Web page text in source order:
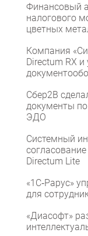
Финансовый
налогового
цветных
Компания
Directum RX
Сбер2B
документы
ЭДО
Системный
Directum Lite
«1С‑Рарус»
для
«Диасофт»